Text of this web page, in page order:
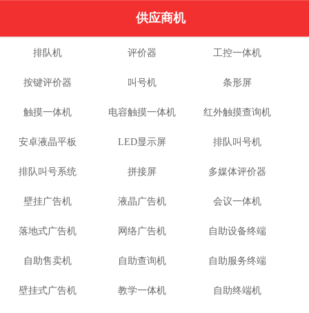
供应商机
排队机 评价器 工控一体机
按键评价器 叫号机 条形屏
触摸一体机 电容触摸一体机 红外触摸查询机
安卓液晶平板 LED显示屏 排队叫号机
排队叫号系统 拼接屏 多媒体评价器
壁挂广告机 液晶广告机 会议一体机
落地式广告机 网络广告机 自助设备终端
自助售卖机 自助查询机 自助服务终端
壁挂式广告机 教学一体机 自助终端机